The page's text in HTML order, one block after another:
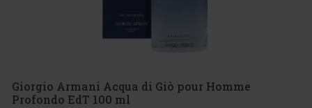
Giorgio Armani Acqua di Giò pour Homme
Profondo EdT 100 ml